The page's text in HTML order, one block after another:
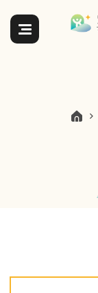
전체메뉴